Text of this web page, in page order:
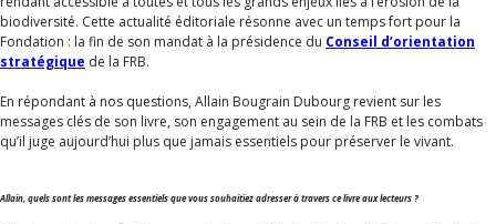
biodiversité. Cette actualité éditoriale résonne avec un temps fort pour la
Fondation : la fin de son mandat à la présidence du Conseil d’orientation
stratégique de la FRB.
En répondant à nos questions, Allain Bougrain Dubourg revient sur les
messages clés de son livre, son engagement au sein de la FRB et les combats
qu’il juge aujourd’hui plus que jamais essentiels pour préserver le vivant.
Allain, quels sont les messages essentiels que vous souhaitiez adresser à travers ce livre aux lecteurs ?